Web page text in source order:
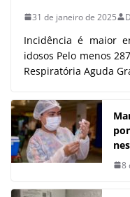
31 de janeiro de 2025
Incidência é maior
idosos Pelo menos
Respiratória Aguda
8